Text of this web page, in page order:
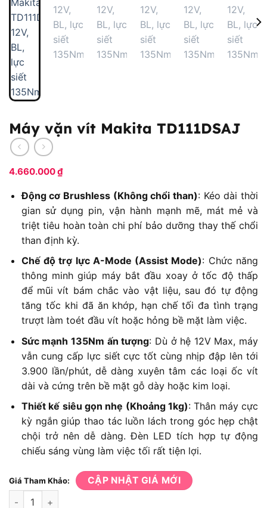
Máy vặn vít Makita TD111DSAJ
4.660.000₫
Động cơ Brushless (Không chổi than): Kéo dài thời
gian sử dụng pin, vận hành mạnh mẽ, mát mẻ và
triệt tiêu hoàn toàn chi phí bảo dưỡng thay thế chổi
than định kỳ.
Chế độ trợ lực A-Mode (Assist Mode): Chức năng
thông minh giúp máy bắt đầu xoay ở tốc độ thấp
để mũi vít bám chắc vào vật liệu, sau đó tự động
tăng tốc khi đã ăn khớp, hạn chế tối đa tình trạng
trượt làm toét đầu vít hoặc hỏng bề mặt làm việc.
Sức mạnh 135Nm ấn tượng: Dù ở hệ 12V Max, máy
vẫn cung cấp lực siết cực tốt cùng nhịp đập lên tới
3.900 lần/phút, dễ dàng xuyên tâm các loại ốc vít
dài và cứng trên bề mặt gỗ dày hoặc kim loại.
Thiết kế siêu gọn nhẹ (Khoảng 1kg): Thân máy cực
kỳ ngắn giúp thao tác luồn lách trong góc hẹp chật
chội trở nên dễ dàng. Đèn LED tích hợp tự động
chiếu sáng vùng làm việc tối rất tiện lợi.
Giá Tham Khảo: CẬP NHẬT GIÁ MỚI
Máy vặn vít Makita TD111DSAJ số lượng